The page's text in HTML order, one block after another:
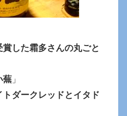
賞した霜多さんの丸ごと
蕪 」
ダークレッドとイタド